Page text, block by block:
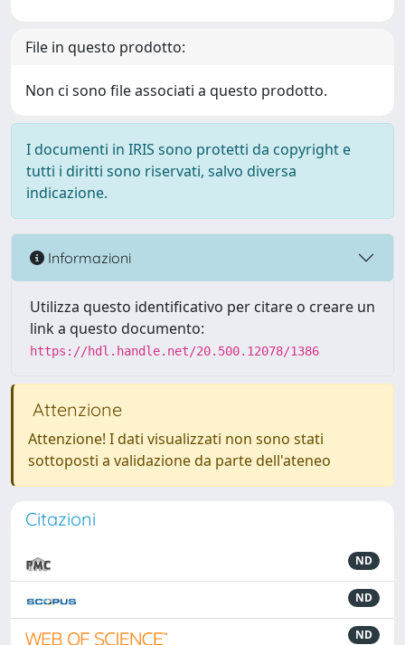
File in questo prodotto:
Non ci sono file associati a questo prodotto.
I documenti in IRIS sono protetti da copyright e
tutti i diritti sono riservati, salvo diversa
indicazione.
Informazioni
Utilizza questo identificativo per citare o creare un
link a questo documento:
https://hdl.handle.net/20.500.12078/1386
Attenzione
Attenzione! I dati visualizzati non sono stati
sottoposti a validazione da parte dell'ateneo
Citazioni
ND
ND
ND